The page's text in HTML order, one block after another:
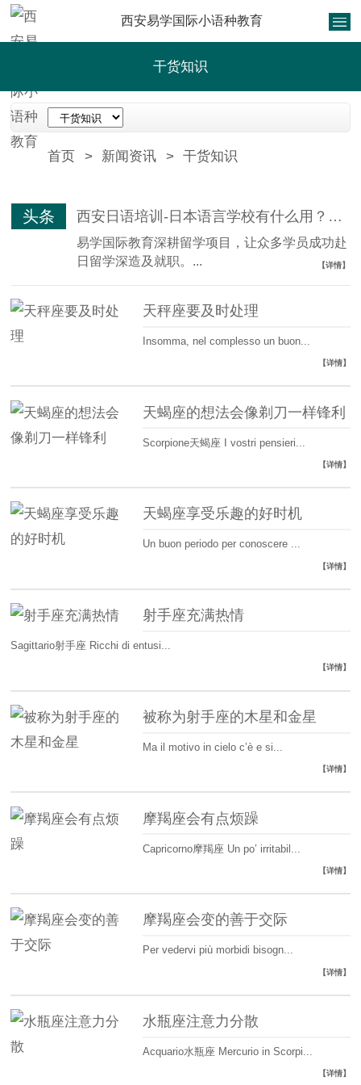
西安易学国际小语种教育
干货知识
首页 > 新闻资讯 > 干货知识
头条 西安日语培训-日本语言学校有什么用？一篇文章给您讲清楚！
易学国际教育深耕留学项目，让众多学员成功赴
日留学深造及就职。...
【详情】
天秤座要及时处理
Insomma, nel complesso un buon...
【详情】
天蝎座的想法会像剃刀一样锋利
Scorpione天蝎座 I vostri pensieri...
【详情】
天蝎座享受乐趣的好时机
Un buon periodo per conoscere ...
【详情】
射手座充满热情
Sagittario射手座 Ricchi di entusi...
【详情】
被称为射手座的木星和金星
Ma il motivo in cielo c’è e si...
【详情】
摩羯座会有点烦躁
Capricorno摩羯座 Un po’ irritabil...
【详情】
摩羯座会变的善于交际
Per vedervi più morbidi bisogn...
【详情】
水瓶座注意力分散
Acquario水瓶座 Mercurio in Scorpi...
【详情】